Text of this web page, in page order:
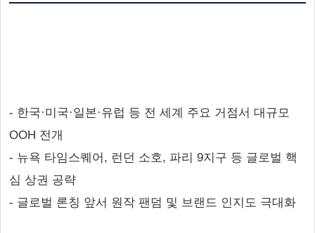
- 한국·미국·일본·유럽 등 전 세계 주요 거점서 대규모
OOH 전개
- 뉴욕 타임스퀘어, 런던 소호, 파리 9지구 등 글로벌 핵
심 상권 공략
- 글로벌 론칭 앞서 원작 팬덤 및 브랜드 인지도 극대화